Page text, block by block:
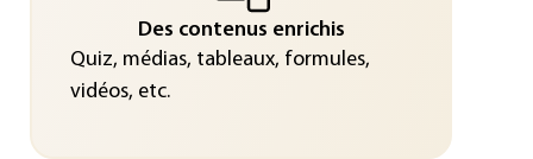
Des contenus enrichis
Quiz, médias, tableaux, formules,
vidéos, etc.